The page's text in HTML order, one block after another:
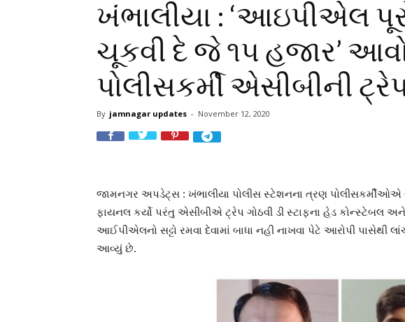
ખંભાલીયા : ‘આઇપીએલ
ચૂકવી દે જે ૧૫ હજાર’
પોલીસકર્મી એસીબીની
By jamnagar updates - November 12, 2020
જામનગર અપડેટ્સ : ખંભાલીયા પોલીસ સ્ટેશનના ત્રણ પોલીસકર્મીઓએ
ફાયનલ કર્યો પરંતુ એસીબીએ ટ્રેપ ગોઠવી ડી સ્ટાફના હેડ કોન્સ્ટેબલ
આઈપીએલનો સટ્ટો રમવા દેવામાં બાધા નહી નાખવા પેટે આરોપી પાસેથી
આવ્યું છે.